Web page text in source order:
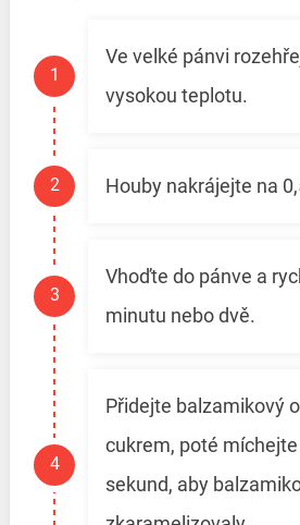
Ve velké pánvi
vysokou teplotu.
Houby nakrájejte na
Vhoďte do pánve a
minutu nebo dvě.
Přidejte balzamikový
cukrem, poté
sekund, aby